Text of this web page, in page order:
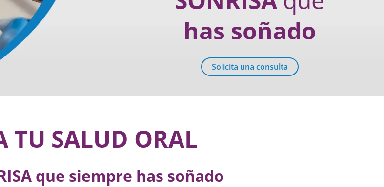
has soñado
Solicita una consulta
TU SALUD ORAL
que siempre has soñado